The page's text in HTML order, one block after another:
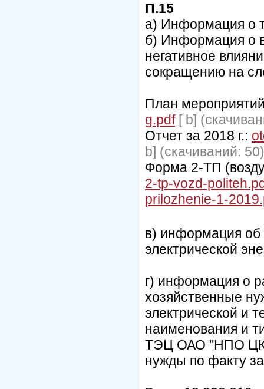
П.15
а) Информация о
б) Информация о
негативное
сокращению на
План
g.pdf[ b]
Отчет за 2018 г.:
b] (cкачиваний: 50)
Форма 2-ТП
2-tp-vozd-
prilozhenie-1-
в) информация об
электрической
г) информация о
хозяйственные
электрической и
наименования и
ТЭЦ ОАО "НПО
нужды по факту